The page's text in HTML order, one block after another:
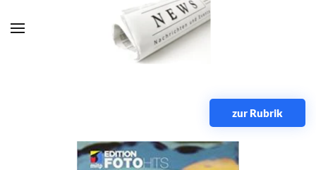
Zum Hauptinhalt springen
zur Rubrik